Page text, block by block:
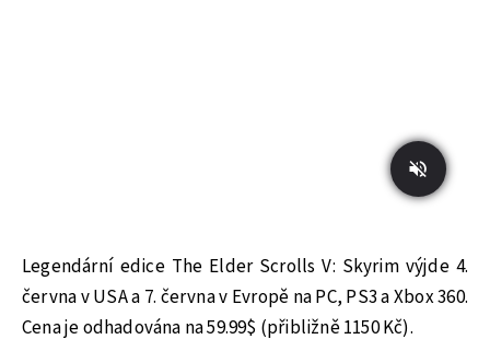
Legendární edice The Elder Scrolls V: Skyrim výjde 4.
června v USA a 7. června v Evropě na PC, PS3 a Xbox 360.
Cena je odhadována na 59.99$ (přibližně 1150 Kč).